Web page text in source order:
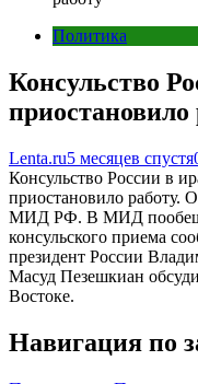
Политика
Консульство
приостановило
Lenta.ru5 месяцев спустя
Консульство России в
приостановило работу.
МИД РФ. В МИД
консульского приема
президент России
Масуд Пезешкиан
Востоке.
Навигация по